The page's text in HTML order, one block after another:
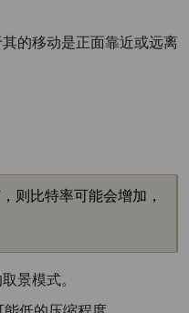
的移动是正面靠近或远离
则比特率可能会增加，
景模式。